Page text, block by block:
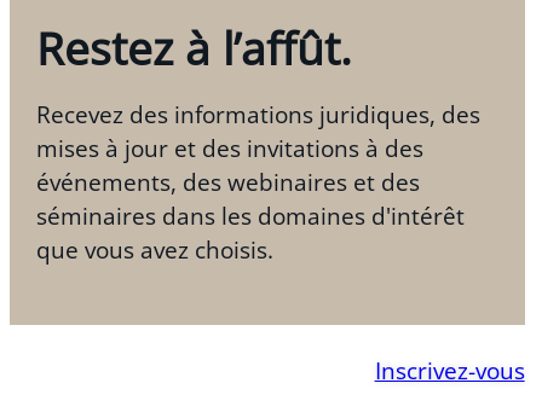
Restez à l’affût.
Recevez des informations juridiques, des
mises à jour et des invitations à des
événements, des webinaires et des
séminaires dans les domaines d'intérêt
que vous avez choisis.
Inscrivez-vous